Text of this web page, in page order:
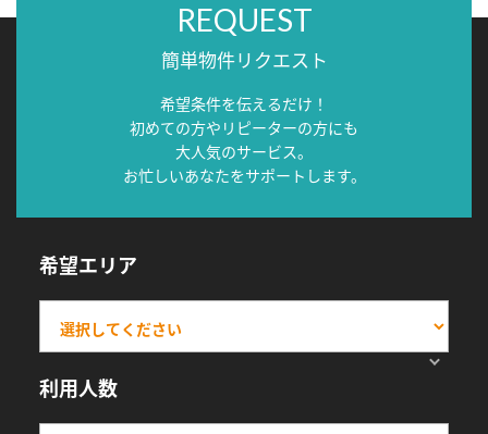
REQUEST
簡単物件リクエスト
希望条件を伝えるだけ！
初めての方やリピーターの方にも
大人気のサービス。
お忙しいあなたをサポートします。
希望エリア
利用人数